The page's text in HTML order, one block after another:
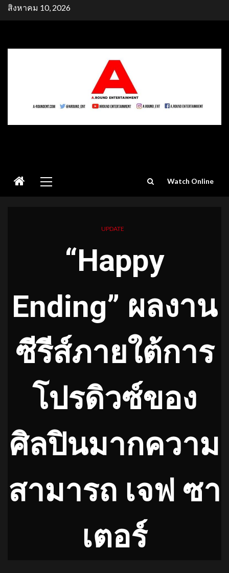
Skipสิงหาคม 10, 2026
Menu
Watch Online
UPDATE
“Happy
Ending” ผลงาน
ซีรีส์ภายใต้การ
โปรดิวซ์ของ
ศิลปินมากความ
สามารถ เจฟ ซา
เตอร์